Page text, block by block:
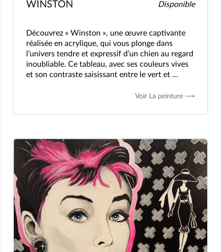
WINSTON Disponible
Découvrez « Winston », une œuvre captivante
réalisée en acrylique, qui vous plonge dans
l’univers tendre et expressif d’un chien au regard
inoubliable. Ce tableau, avec ses couleurs vives
et son contraste saisissant entre le vert et ...
Voir La peinture ⟶